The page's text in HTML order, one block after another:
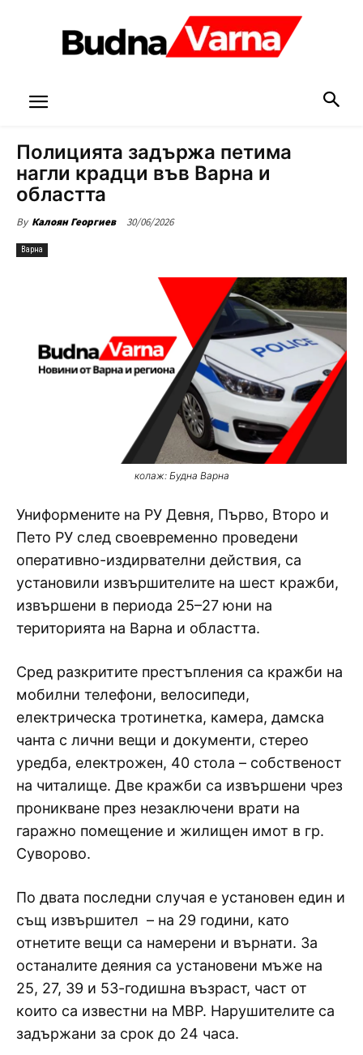
Полицията задържа петима
нагли крадци във Варна и
областта
By Калоян Георгиев 30/06/2026
Варна
колаж: Будна Варна
Униформените на РУ Девня, Първо, Второ и
Пето РУ след своевременно проведени
оперативно-издирвателни действия, са
установили извършителите на шест кражби,
извършени в периода 25–27 юни на
територията на Варна и областта.
Сред разкритите престъпления са кражби на
мобилни телефони, велосипеди,
електрическа тротинетка, камера, дамска
чанта с лични вещи и документи, стерео
уредба, електрожен, 40 стола – собственост
на читалище. Две кражби са извършени чрез
проникване през незаключени врати на
гаражно помещение и жилищен имот в гр.
Суворово.
По двата последни случая е установен един и
същ извършител – на 29 години, като
отнетите вещи са намерени и върнати. За
останалите деяния са установени мъже на
25, 27, 39 и 53-годишна възраст, част от
които са известни на МВР. Нарушителите са
задържани за срок до 24 часа.